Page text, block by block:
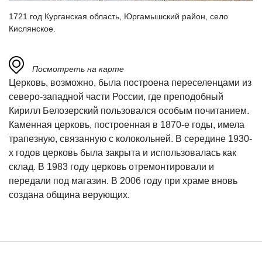
1721 год Курганская область, Юргамышский район, село
Кислянское.
Посмотреть на карте
Церковь, возможно, была построена переселенцами из
северо-западной части России, где преподобный
Кирилл Белозерский пользовался особым почитанием.
Каменная церковь, построенная в 1870-е годы, имела
трапезную, связанную с колокольней. В середине 1930-
х годов церковь была закрыта и использовалась как
склад. В 1983 году церковь отремонтировали и
передали под магазин. В 2006 году при храме вновь
создана община верующих.